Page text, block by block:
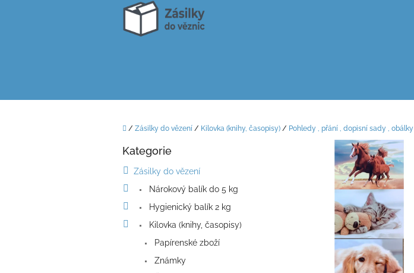
Domů
/ Zásilky do vězení / Kilovka (knihy, časopisy) / Pohledy , přání , dopisní sady , obálky
Přeskočit
Kategorie
Zásilky do vězení
Nárokový balík do 5 kg
Hygienický balík 2 kg
Kilovka (knihy, časopisy)
Papírenské zboží
Známky